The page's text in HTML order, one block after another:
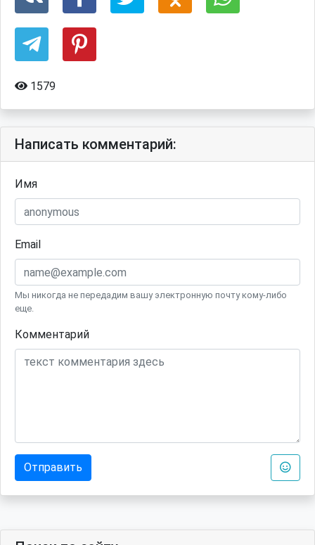
1579
Написать комментарий:
Имя
Email
Мы никогда не передадим вашу электронную почту кому-либо
еще.
Комментарий
Отправить